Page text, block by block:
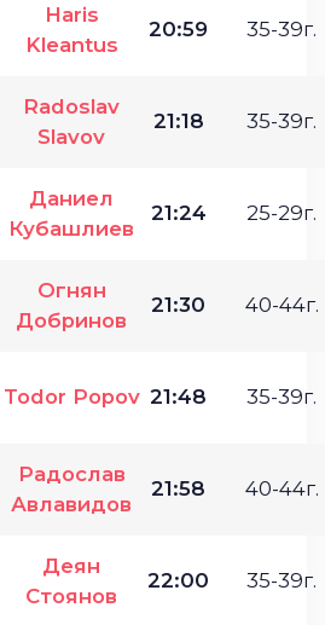
Haris
Kleantus
20:59 35-39г.
Radoslav
Slavov
21:18 35-39г.
Даниел
Кубашлиев
21:24 25-29г.
Огнян
Добринов
21:30 40-44г.
Todor Popov 21:48 35-39г.
Радослав
Авлавидов
21:58 40-44г.
Деян
Стоянов
22:00 35-39г.